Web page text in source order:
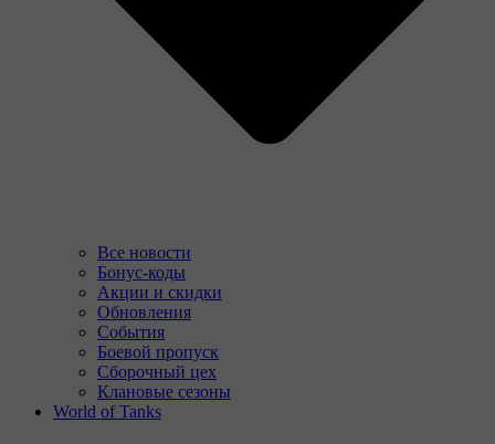
Все новости
Бонус-коды
Акции и скидки
Обновления
События
Боевой пропуск
Сборочный цех
Клановые сезоны
World of Tanks